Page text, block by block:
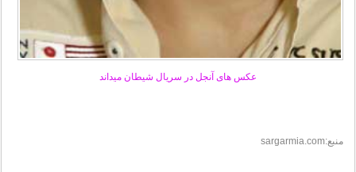
عکس های آنجل در سریال شیطان میداند
منبع:sargarmia.com